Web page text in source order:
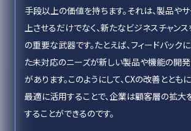
手段以上の価値を持ちます。それは、製品や
上させるだけでなく、新たなビジネスチャン
の重要な武器です。たとえば、フィードバック
た未対応のニーズが新しい製品や機能の開
があります。このようにして、CXの改善ととも
最適に活用することで、企業は顧客層の拡
することができるのです。